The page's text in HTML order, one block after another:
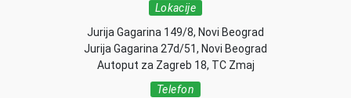
Lokacije
Jurija Gagarina 149/8, Novi Beograd
Jurija Gagarina 27d/51, Novi Beograd
Autoput za Zagreb 18, TC Zmaj
Telefon